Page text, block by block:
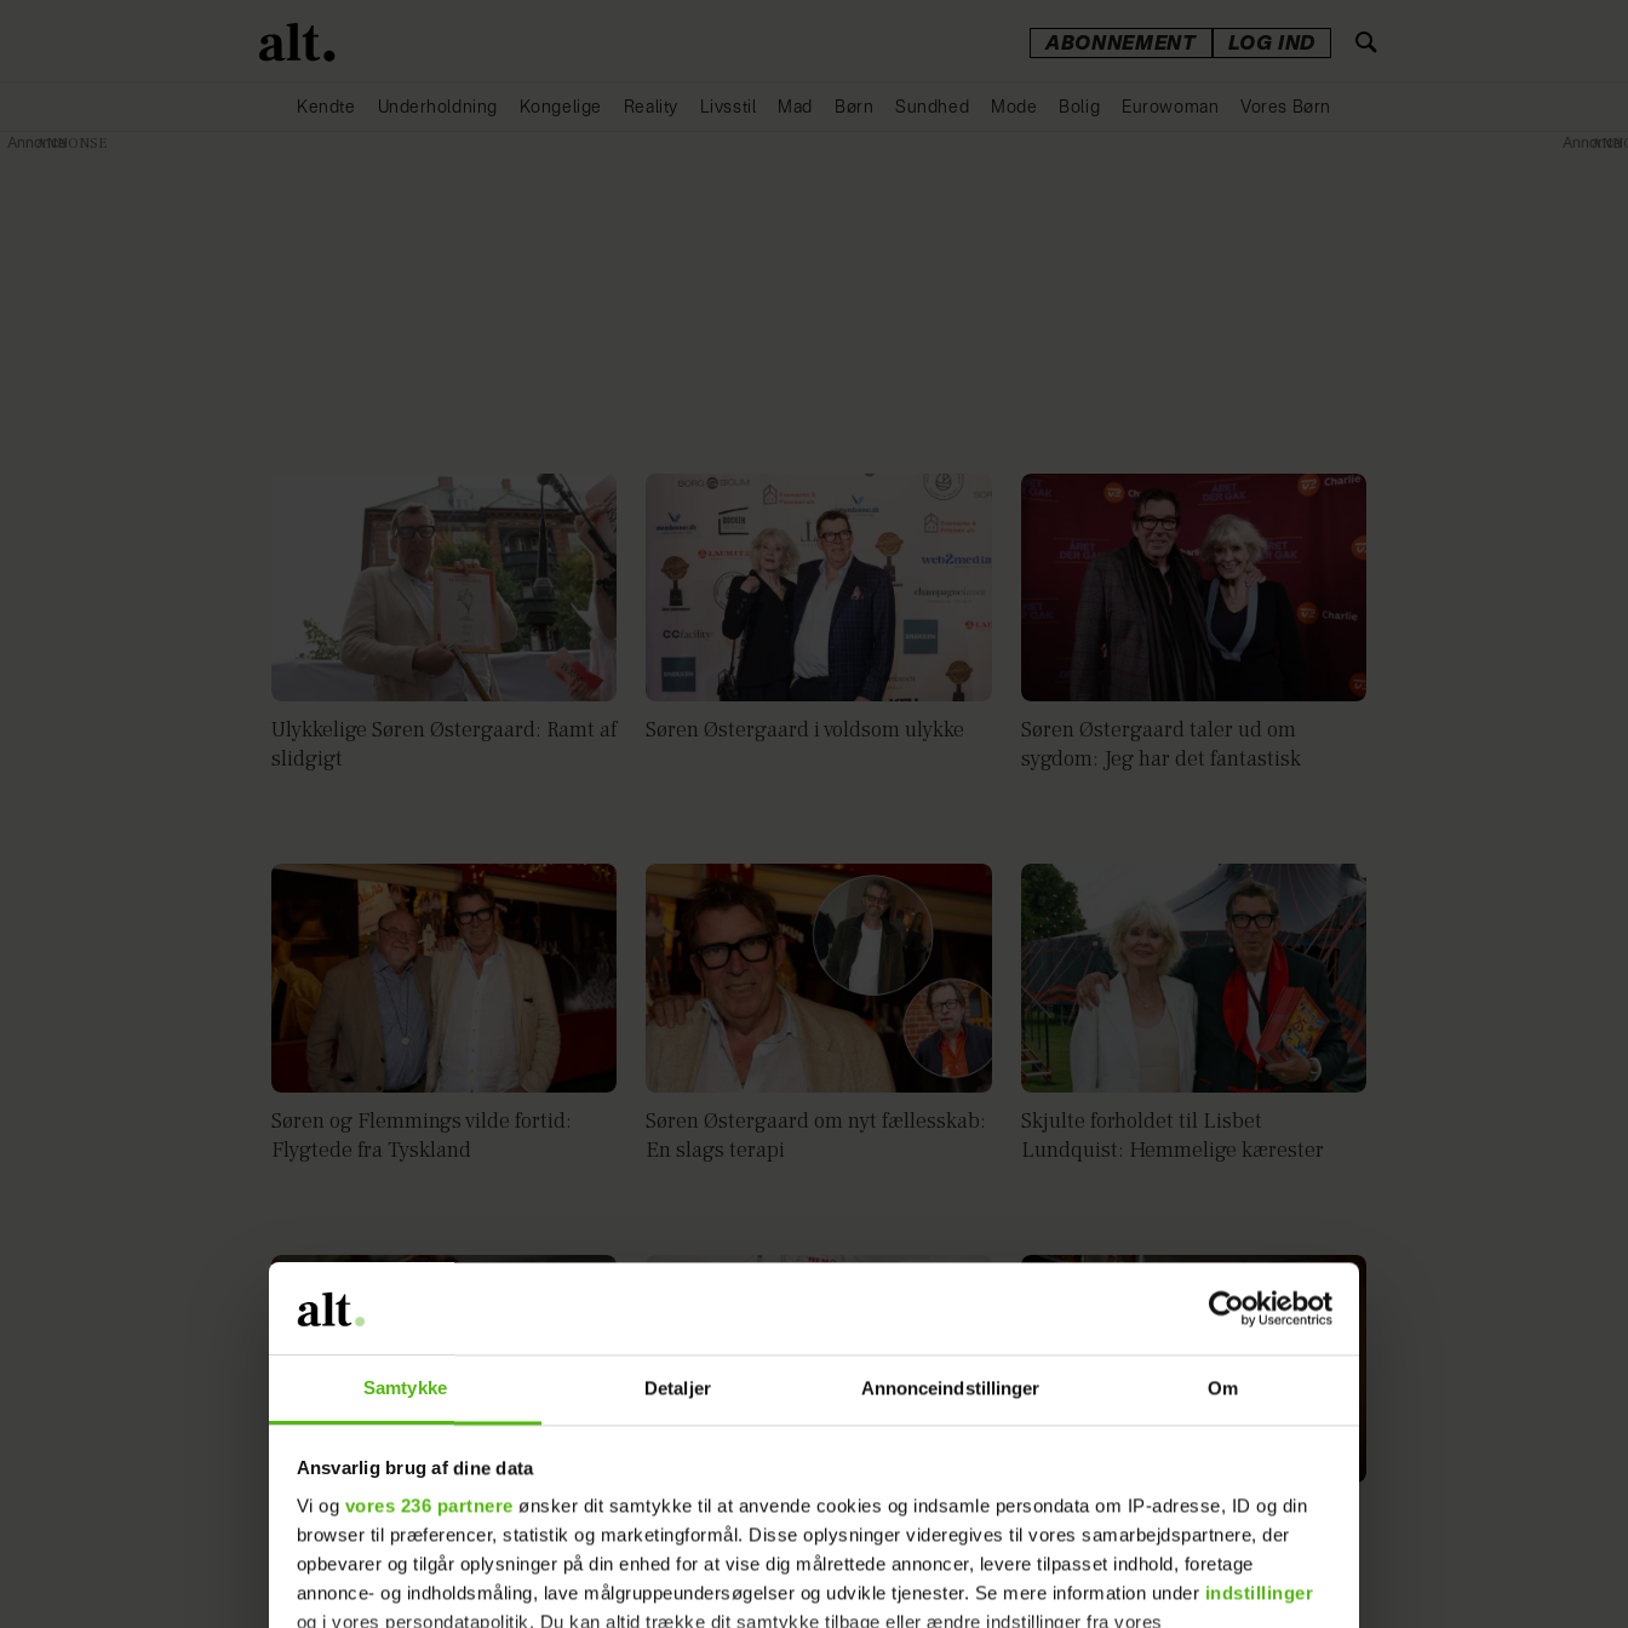
Samtykke Detaljer Annonceindstillinger Om
Ansvarlig brug af dine data
Vi og vores 236 partnere ønsker dit samtykke til at anvende cookies og indsamle persondata om IP-adresse, ID og din
browser til præferencer, statistik og marketingformål. Disse oplysninger videregives til vores samarbejdspartnere, der
opbevarer og tilgår oplysninger på din enhed for at vise dig målrettede annoncer, levere tilpasset indhold, foretage
annonce- og indholdsmåling, lave målgruppeundersøgelser og udvikle tjenester. Se mere information under indstillinger
og i vores persondatapolitik. Du kan altid trække dit samtykke tilbage eller ændre indstillinger fra vores
ABONNEMENT LOG IND
Kendte Underholdning Kongelige Reality Livsstil Mad Børn Sundhed Mode Bolig Eurowoman Vores Børn
Ulykkelige Søren Østergaard: Ramt af
slidgigt
Søren Østergaard i voldsom ulykke
Søren Østergaard taler ud om
sygdom: Jeg har det fantastisk
Søren og Flemmings vilde fortid:
Flygtede fra Tyskland
Søren Østergaard om nyt fællesskab:
En slags terapi
Skjulte forholdet til Lisbet
Lundquist: Hemmelige kærester
Parkinsons-ramte Søren Østergaard
afslører: Den bedste medicin
Søren Østergaards hårde tid: Brutal
læge
Søren Østergaard skuffet over TV 2:
Ærgerlig og sur
Annonce Annonce